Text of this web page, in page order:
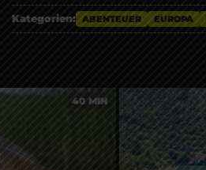
Kategorien: ABENTEUER EUROPA
40 MIN